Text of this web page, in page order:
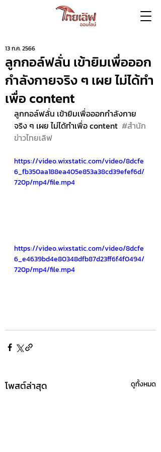
ลูกกอล์ฟลั่น เข้ายิมเพื่อออก
กำลังกายจริง ๆ เผย ไม่ได้ทำ
เพื่อ content
13 ก.ค. 2566
ลูกกอล์ฟลั่น เข้ายิมเพื่อออกกำลังกาย
จริง ๆ เผย ไม่ได้ทำเพื่อ content #สำนัก
ข่าวไทยเลิฟ
https://video.wixstatic.com/video/8dcfe
6_fb350aa188ea405e853a38cd39efef6d/
720p/mp4/file.mp4
https://video.wixstatic.com/video/8dcfe
6_e4639bd4e80348dfb87d23ff6f4f0494/
720p/mp4/file.mp4
โพสต์ล่าสุด ดูทั้งหมด